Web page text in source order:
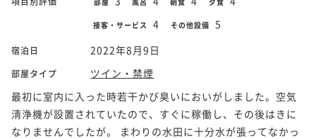
接客・サービス 4 その他設備 5
宿泊日 2022年8月9日
部屋タイプ
ツイン・禁煙
最初に室内に入った時若干かび臭いにおいがしました。空気
清浄機が設置されていたので、すぐに稼働し、その後はきに
なりませんでしたが。 まわりの水田に十分水が張ってなかっ